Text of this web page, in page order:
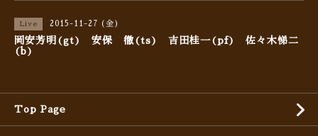
Live 2015-11-27 (金)
岡安芳明(gt) 安保 徹(ts) 吉田桂一(pf) 佐々木悌二
(b)
Top Page